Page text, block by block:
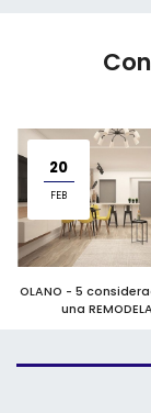
20
FEB
OLANO - 5
una